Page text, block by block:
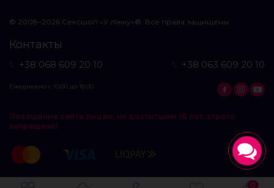
© 2008–2026 Сексшоп «У ліжку»®. Все права защищены.
Контакты
+38 068 609 20 10 +38 063 609 20 10
Ежедневно с 10:00 до 18:00
Посещение сайта лицам, не достигшим 18 лет, строго
запрещено!
0